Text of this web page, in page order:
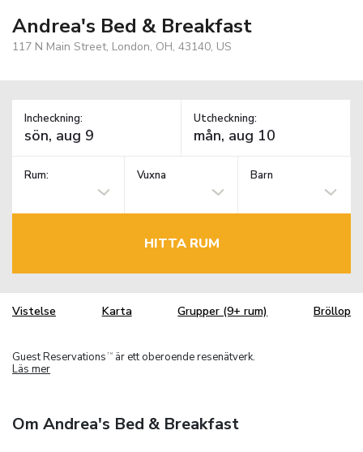
Andrea's Bed & Breakfast
117 N Main Street, London, OH, 43140, US
Incheckning: Utcheckning:
Rum: Vuxna Barn
HITTA RUM
Vistelse Karta Grupper (9+ rum) Bröllop
Guest Reservations TM
är ett oberoende resenätverk.
Läs mer
Om Andrea's Bed & Breakfast